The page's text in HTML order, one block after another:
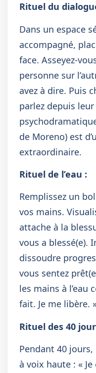
Rituel du
Dans un espace
accompagné,
face. Asseyez-
personne sur
avez à dire. Puis
parlez depuis
de Moreno) est
extraordinaire.
Rituel de l’eau :
Remplissez un
vos mains.
attache à la
vous a blessé(e).
dissoudre
vous sentez
les mains à l’eau
fait. Je me libère.
Rituel des 40
Pendant 40
à voix haute : «